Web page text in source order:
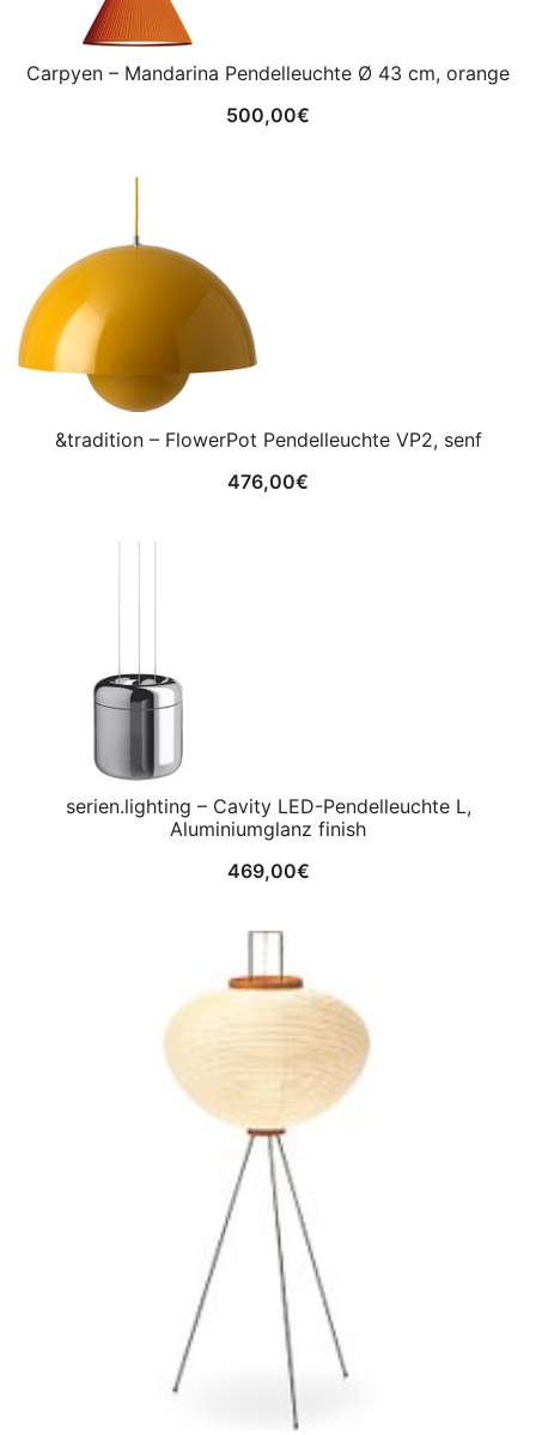
Carpyen – Mandarina Pendelleuchte Ø 43 cm, orange
500,00€
&tradition – FlowerPot Pendelleuchte VP2, senf
476,00€
serien.lighting – Cavity LED-Pendelleuchte L,
Aluminiumglanz finish
469,00€